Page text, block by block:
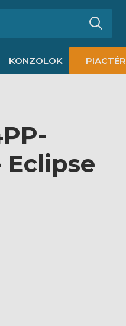
KONZOLOK PIACTÉR
Eclipse